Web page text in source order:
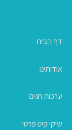
דף הבית
אודותינו
ערכות חגים
שיקי קיט פרטי